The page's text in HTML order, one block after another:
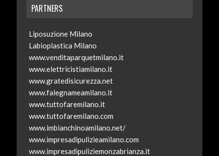
PARTNERS
Liposuzione Milano
Labioplastica Milano
www.venditaparquetmilano.it
www.elettricistiamilano.it
www.gratedisicurezza.net
www.falegnameamilano.it
www.tuttofaremilano.it
www.tuttofaremilano.com
www.imbianchinoamilano.net/
www.impresadipulizieamilano.com
www.impresadipuliziemonzabrianza.it